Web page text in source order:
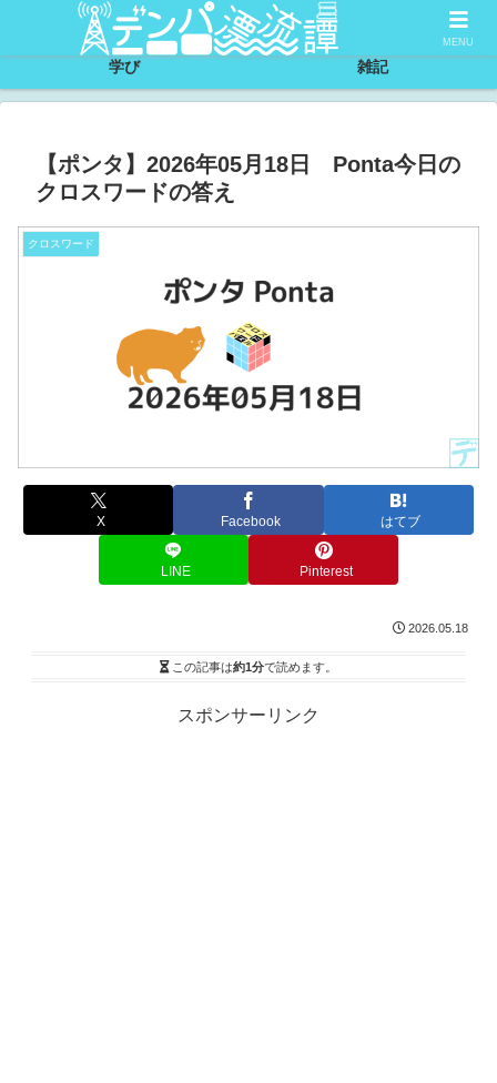
サイトについて
学び 雑記
【ポンタ】2026年05月18日 Ponta今日の
クロスワードの答え
クロスワード
X Facebook はてブ
LINE Pinterest
2026.05.18
この記事は約1分で読めます。
スポンサーリンク
MENU